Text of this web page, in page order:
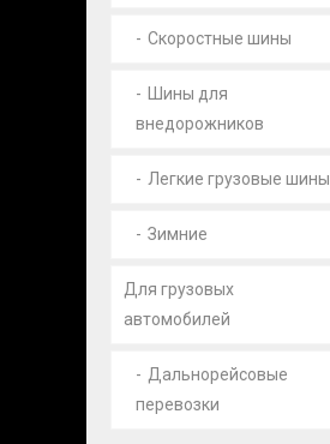
Cкоростные шины
Шины для
внедорожников
Легкие грузовые шины
Зимние
Для грузовых
автомобилей
Дальнорейсовые
перевозки